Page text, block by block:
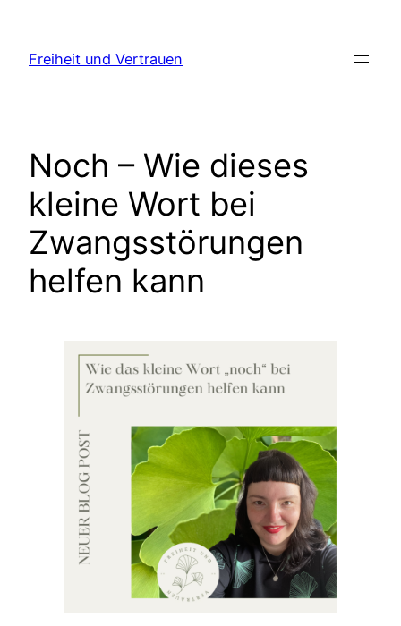
springen
Freiheit und Vertrauen
Noch – Wie dieses
kleine Wort bei
Zwangsstörungen
helfen kann